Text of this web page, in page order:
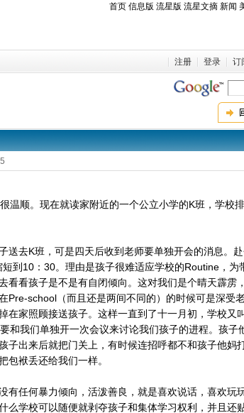
首页 信息版 流星版 流星文摘 新闻
注册 登录 订
温顺。现在就读家附近的一个公立小学的K班，学校
送去K班，可是四天后收到老师要单独开会的消息。
到10：30。理由是孩子很难适应学校的Routine，为
看看孩子是不是有自闭倾向。这对我们是个晴天霹雳
Pre-school（而且还是两间不同的）的时候可是深受
在家照顾接送孩子。这样一直到了十一月初，学校又
和我们单独开一次会议来讨论我们孩子的进程。孩子
子出来后就把门关上，有时候连招呼都不和孩子他妈
包袱丢还给我们一样。
有任何暴力倾向，活泼善良，就是喜欢说话，喜欢玩
么学校可以随便就剥夺孩子和集体学习权利，并且还